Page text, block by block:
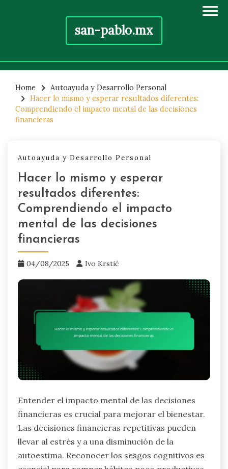
san-pablo.mx
content
Home
Autoayuda y Desarrollo Personal
Hacer lo mismo y esperar resultados diferentes:
Comprendiendo el impacto mental de las decisiones
financieras
Autoayuda y Desarrollo Personal
Hacer lo mismo y esperar
resultados diferentes:
Comprendiendo el impacto
mental de las decisiones
financieras
04/08/2025 Ivo Krstić
Entender el impacto mental de las decisiones
financieras es crucial para mejorar el bienestar.
Las decisiones financieras repetitivas pueden
llevar al estrés y a una disminución de la
autoestima. Reconocer los sesgos cognitivos es